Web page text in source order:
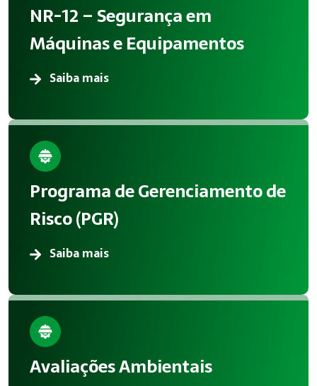
NR-12 – Segurança em
Máquinas e Equipamentos
Saiba mais
Programa de Gerenciamento de
Risco (PGR)
Saiba mais
Avaliações Ambientais